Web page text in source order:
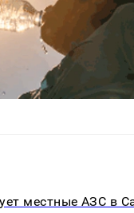
местные АЗС в